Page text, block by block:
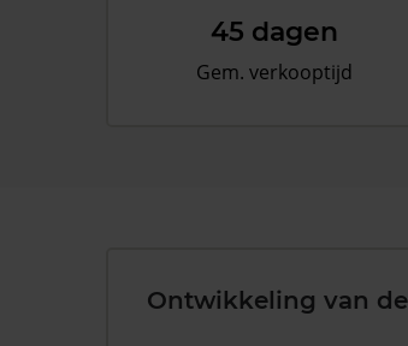
45 dagen
Gem. verkooptijd
Ontwikkeling van